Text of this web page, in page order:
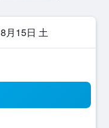
8月15日 土